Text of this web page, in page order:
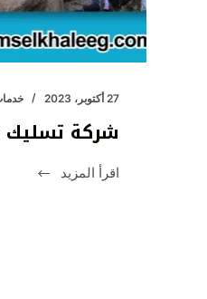
27 أكتوبر، 2023
شركة تسليك
اقرأ المزيد
شركة